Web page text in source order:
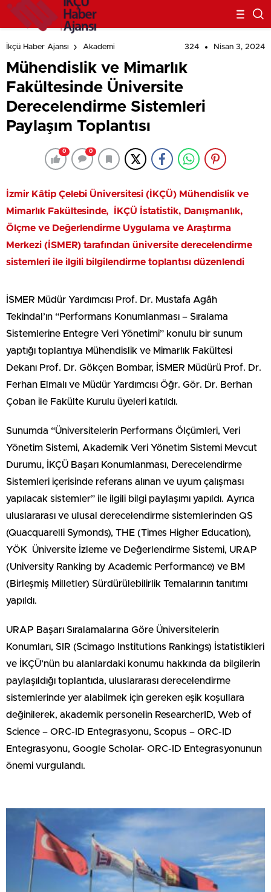
İkçü Haber Ajansı Akademi 324 Nisan 3, 2024
Mühendislik ve Mimarlık
Fakültesinde Üniversite
Derecelendirme Sistemleri
Paylaşım Toplantısı
0 0
İzmir Kâtip Çelebi Üniversitesi (İKÇÜ) Mühendislik ve
Mimarlık Fakültesinde, İKÇÜ İstatistik, Danışmanlık,
Ölçme ve Değerlendirme Uygulama ve Araştırma
Merkezi (İSMER) tarafından üniversite derecelendirme
sistemleri ile ilgili bilgilendirme toplantısı düzenlendi
İSMER Müdür Yardımcısı Prof. Dr. Mustafa Agâh
Tekindal’ın “Performans Konumlanması – Sıralama
Sistemlerine Entegre Veri Yönetimi” konulu bir sunum
yaptığı toplantıya Mühendislik ve Mimarlık Fakültesi
Dekanı Prof. Dr. Gökçen Bombar, İSMER Müdürü Prof. Dr.
Ferhan Elmalı ve Müdür Yardımcısı Öğr. Gör. Dr. Berhan
Çoban ile Fakülte Kurulu üyeleri katıldı.
Sunumda “Üniversitelerin Performans Ölçümleri, Veri
Yönetim Sistemi, Akademik Veri Yönetim Sistemi Mevcut
Durumu, İKÇÜ Başarı Konumlanması, Derecelendirme
Sistemleri içerisinde referans alınan ve uyum çalışması
yapılacak sistemler” ile ilgili bilgi paylaşımı yapıldı. Ayrıca
uluslararası ve ulusal derecelendirme sistemlerinden QS
(Quacquarelli Symonds), THE (Times Higher Education),
YÖK ​​​​​​​ Üniversite İzleme ve Değerlendirme Sistemi, URAP
(University Ranking by Academic Performance) ve BM
(Birleşmiş Milletler) Sürdürülebilirlik Temalarının tanıtımı
yapıldı.
URAP Başarı Sıralamalarına Göre Üniversitelerin
Konumları, SIR (Scimago Institutions Rankings) İstatistikleri
ve İKÇÜ’nün bu alanlardaki konumu hakkında da bilgilerin
paylaşıldığı toplantıda, uluslararası derecelendirme
sistemlerinde yer alabilmek için gereken eşik koşullara
değinilerek, akademik personelin ResearcherID, Web of
Science – ORC-ID Entegrasyonu, Scopus – ORC-ID
Entegrasyonu, Google Scholar- ORC-ID Entegrasyonunun
önemi vurgulandı.